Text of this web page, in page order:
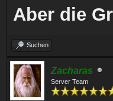
Aber die
Suchen
Zacharas
Server Team